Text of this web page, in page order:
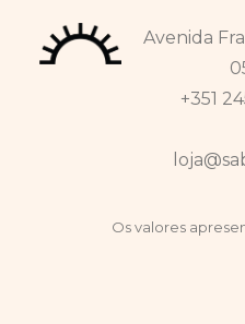
Avenida
+351
Os valores